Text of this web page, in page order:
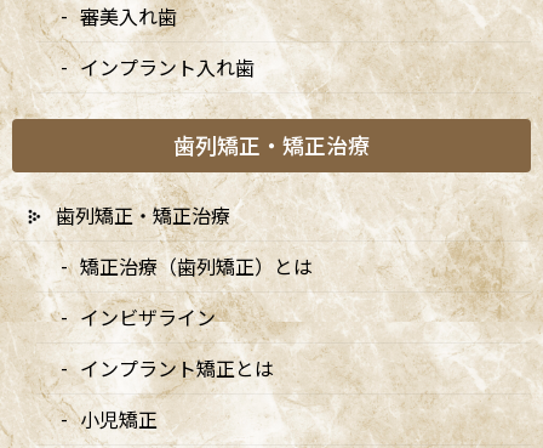
カテゴリー
審美入れ歯
インプラント入れ歯
歯列矯正・矯正治療
歯列矯正・矯正治療
矯正治療（歯列矯正）とは
インビザライン
インプラント矯正とは
小児矯正